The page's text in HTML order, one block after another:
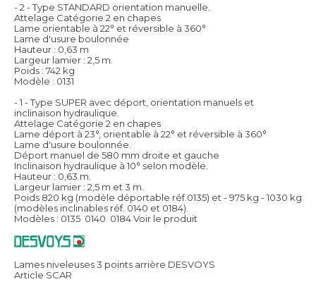
- 2 - Type STANDARD orientation manuelle.
Attelage Catégorie 2 en chapes
Lame orientable à 22° et réversible à 360°
Lame d'usure boulonnée
Hauteur : 0,63 m
Largeur lamier : 2,5 m.
Poids : 742 kg
Modèle : 0131
- 1 - Type SUPER avec déport, orientation manuels et
inclinaison hydraulique.
Attelage Catégorie 2 en chapes
Lame déport à 23°, orientable à 22° et réversible à 360°
Lame d'usure boulonnée.
Déport manuel de 580 mm droite et gauche
Inclinaison hydraulique à 10° selon modèle.
Hauteur : 0,63 m.
Largeur lamier : 2,5 m et 3 m.
Poids 820 kg (modèle déportable réf.0135) et - 975 kg - 1030 kg
(modèles inclinables réf. 0140 et 0184).
Modèles : 0135  0140  0184Voir le produit
Lames niveleuses 3 points arrière DESVOYS
Article SCAR